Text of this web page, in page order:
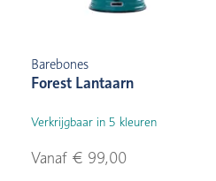
Barebones
Forest Lantaarn
Verkrijgbaar in 5 kleuren
Vanaf € 99,00